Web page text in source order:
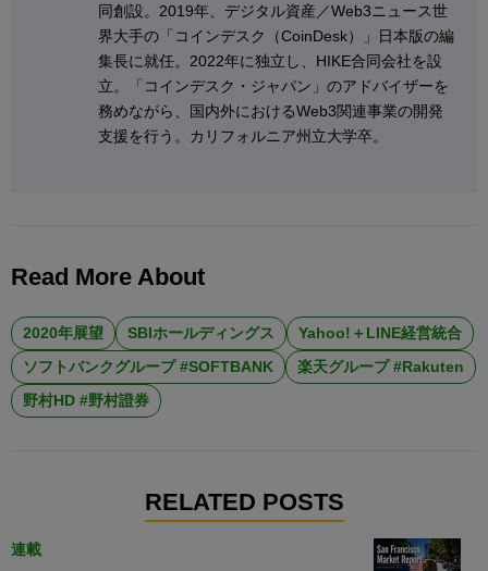
同創設。2019年、デジタル資産／Web3ニュース世
界大手の「コインデスク（CoinDesk）」日本版の編
集長に就任。2022年に独立し、HIKE合同会社を設
立。「コインデスク・ジャパン」のアドバイザーを
務めながら、国内外におけるWeb3関連事業の開発
支援を行う。カリフォルニア州立大学卒。
Read More About
2020年展望 SBIホールディングス
Yahoo!＋LINE経営統合
ソフトバンクグループ #SOFTBANK
楽天グループ #Rakuten
野村HD #野村證券
RELATED POSTS
連載